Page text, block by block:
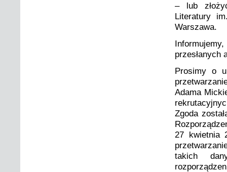
– lub
Literatury
Warszawa.
przesłanych
Prosimy o
Adama
Zgoda
27 kwietnia
takich